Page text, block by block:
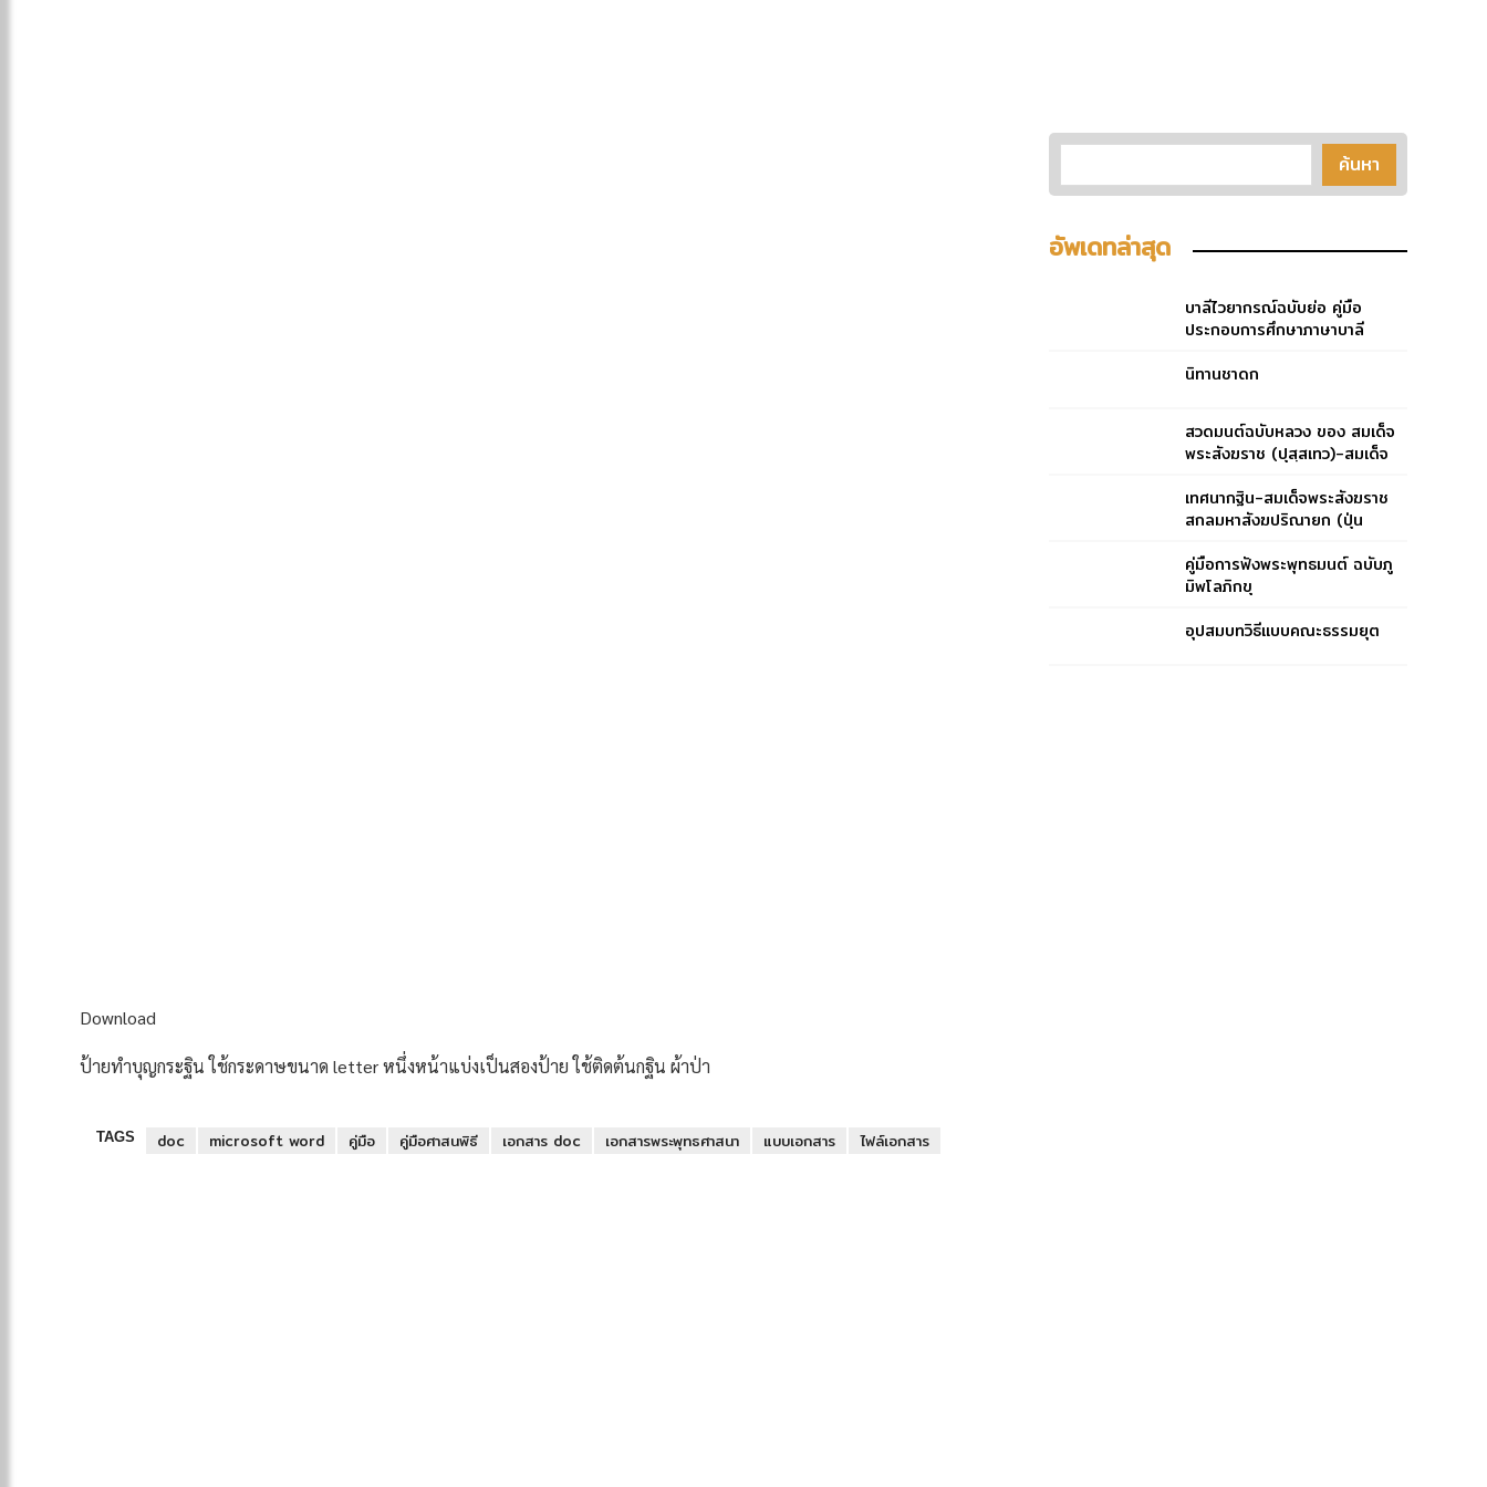
Download
ป้ายทำบุญกระฐิน ใช้กระดาษขนาด letter หนึ่งหน้าแบ่งเป็นสองป้าย ใช้ติดต้นกฐิน ผ้าป่า
TAGS doc microsoft word คู่มือ คู่มือศาสนพิธี เอกสาร doc เอกสารพระพุทธศาสนา แบบเอกสาร ไฟล์เอกสาร
อัพเดทล่าสุด
บาลีไวยากรณ์ฉบับย่อ คู่มือ
ประกอบการศึกษาภาษาบาลี
๓
นิทานชาดก
สวดมนต์ฉบับหลวง ของ สมเด็จ
พระสังฆราช (ปุสฺสเทว)-สมเด็จ
เทศนากฐิน-สมเด็จพระสังฆราช
สกลมหาสังฆปริณายก (ปุ่น
คู่มือการฟังพระพุทธมนต์ ฉบับภู
มิพโลภิกขุ
อุปสมบทวิธีแบบคณะธรรมยุต